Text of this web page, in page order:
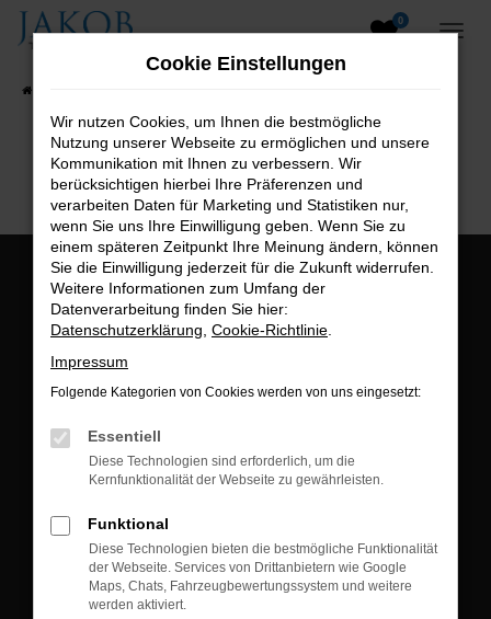
Zum
0
B2B-Shop
Öffnungszeiten:
Montag bis Freitag:
Postadresse:
Kontakt:
Tel.: +49 3745 760 90 20
Fax: +49 3745 760 90 21
Cookie Einstellungen
Wir nutzen Cookies, um Ihnen die bestmögliche
Nutzung unserer Webseite zu ermöglichen und unsere
Kommunikation mit Ihnen zu verbessern. Wir
berücksichtigen hierbei Ihre Präferenzen und
verarbeiten Daten für Marketing und Statistiken nur,
wenn Sie uns Ihre Einwilligung geben. Wenn Sie zu
einem späteren Zeitpunkt Ihre Meinung ändern, können
Sie die Einwilligung jederzeit für die Zukunft widerrufen.
Weitere Informationen zum Umfang der
Datenverarbeitung finden Sie hier:
Datenschutzerklärung Cookie-Richtlinie
Impressum
Folgende Kategorien von Cookies werden von uns eingesetzt:
Essentiell
Diese Technologien sind erforderlich, um die
Kernfunktionalität der Webseite zu gewährleisten.
Funktional
Diese Technologien bieten die bestmögliche Funktionalität
der Webseite. Services von Drittanbietern wie Google
Maps, Chats, Fahrzeugbewertungssystem und weitere
werden aktiviert.